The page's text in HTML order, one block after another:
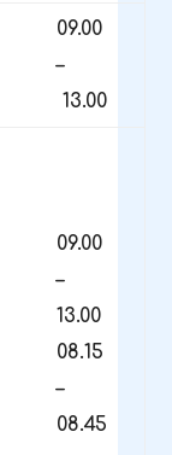
09.00
–
13.00
09.00
–
13.00
08.15
–
08.45